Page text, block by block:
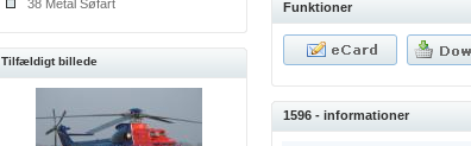
38 Metal Søfart
Tilfældigt billede
Funktioner
1596 - informationer